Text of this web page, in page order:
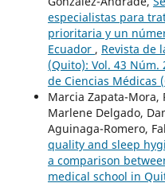
especialistas para
prioritaria y un
Ecuador , Revista de
(Quito): Vol. 43 Núm.
de Ciencias Médicas
Marcia Zapata-Mora,
Marlene Delgado,
Aguinaga-Romero,
quality and sleep
a comparison
medical school in